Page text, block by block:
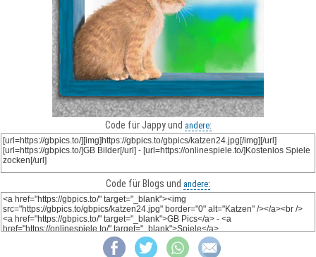
Code für Jappy und andere:
Code für Blogs und andere: